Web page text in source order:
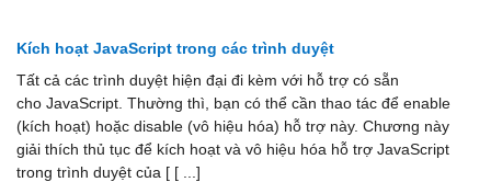
Kích hoạt JavaScript trong các trình duyệt
Tất cả các trình duyệt hiện đại đi kèm với hỗ trợ có sẵn
cho JavaScript. Thường thì, bạn có thể cần thao tác để enable
(kích hoạt) hoặc disable (vô hiệu hóa) hỗ trợ này. Chương này
giải thích thủ tục để kích hoạt và vô hiệu hóa hỗ trợ JavaScript
trong trình duyệt của [ [ ...]